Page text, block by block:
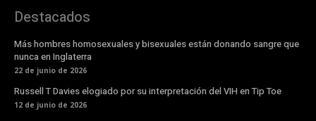
Destacados
Más hombres homosexuales y bisexuales están donando sangre que
nunca en Inglaterra
22 de junio de 2026
Russell T Davies elogiado por su interpretación del VIH en Tip Toe
12 de junio de 2026